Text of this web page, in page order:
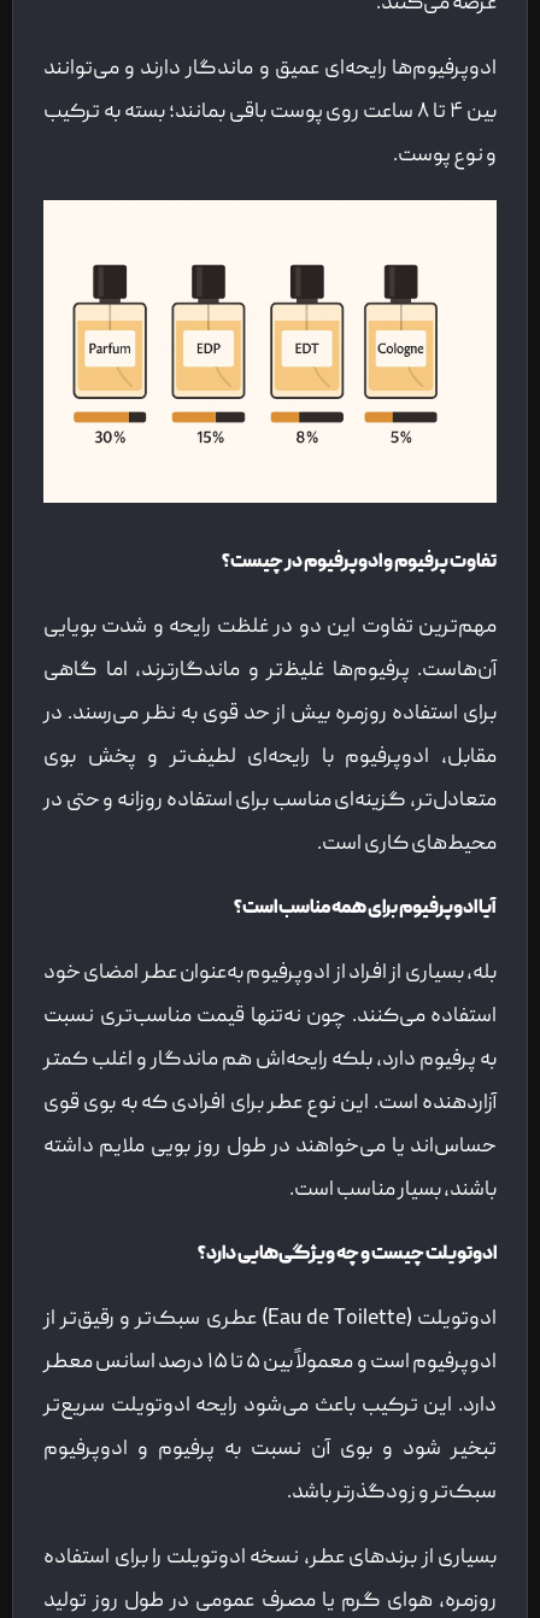
ادوپرفیوم‌ها رایحه‌ای عمیق و ماندگار دارند و می‌توانند
بین ۴ تا ۸ ساعت روی پوست باقی بمانند؛ بسته به ترکیب
و نوع پوست.
تفاوت پرفیوم و ادوپرفیوم در چیست؟
مهم‌ترین تفاوت این دو در غلظت رایحه و شدت بویایی
آن‌هاست. پرفیوم‌ها غلیظ‌تر و ماندگارترند، اما گاهی
برای استفاده روزمره بیش از حد قوی به نظر می‌رسند. در
مقابل، ادوپرفیوم با رایحه‌ای لطیف‌تر و پخش بوی
متعادل‌تر، گزینه‌ای مناسب برای استفاده روزانه و حتی در
محیط‌های کاری است.
آیا ادوپرفیوم برای همه مناسب است؟
بله، بسیاری از افراد از ادوپرفیوم به‌عنوان عطر امضای خود
استفاده می‌کنند. چون نه‌تنها قیمت مناسب‌تری نسبت
به پرفیوم دارد، بلکه رایحه‌اش هم ماندگار و اغلب کمتر
آزاردهنده است. این نوع عطر برای افرادی که به بوی قوی
حساس‌اند یا می‌خواهند در طول روز بویی ملایم داشته
باشند، بسیار مناسب است.
ادوتویلت چیست و چه ویژگی‌هایی دارد؟
ادوتویلت (Eau de Toilette) عطری سبک‌تر و رقیق‌تر از
ادوپرفیوم است و معمولاً بین ۵ تا ۱۵ درصد اسانس معطر
دارد. این ترکیب باعث می‌شود رایحه ادوتویلت سریع‌تر
تبخیر شود و بوی آن نسبت به پرفیوم و ادوپرفیوم
سبک‌تر و زودگذرتر باشد.
بسیاری از برندهای عطر، نسخه ادوتویلت را برای استفاده
روزمره، هوای گرم یا مصرف عمومی در طول روز تولید